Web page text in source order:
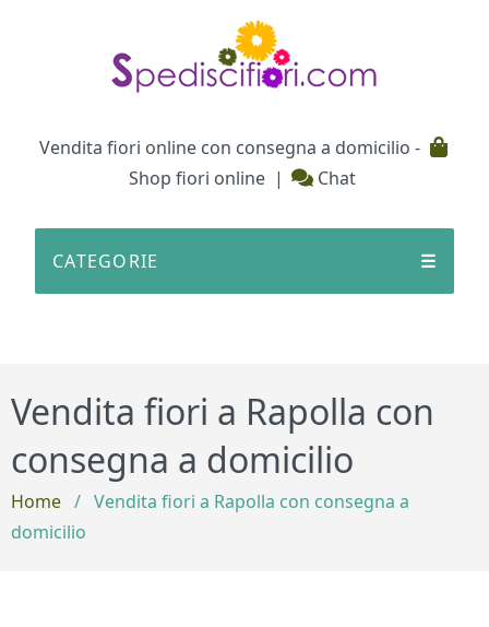
Vendita fiori online con consegna a domicilio -
Shop fiori online | Chat
CATEGORIE ☰
Vendita fiori a Rapolla con
consegna a domicilio
Home / Vendita fiori a Rapolla con consegna a
domicilio